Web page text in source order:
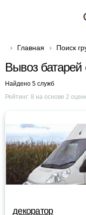
Главная Поиск
Вывоз
Найдено 5 служб
Рейтинг: 8 на основе 2
декоратор